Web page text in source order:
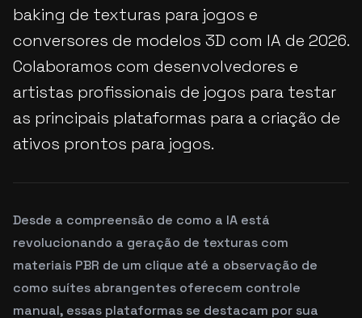
baking de texturas para jogos e
conversores de modelos 3D com IA de 2026.
Colaboramos com desenvolvedores e
artistas profissionais de jogos para testar
as principais plataformas para a criação de
ativos prontos para jogos.
Desde a compreensão de como a IA está
revolucionando a geração de texturas com
materiais PBR de um clique até a observação de
como suítes abrangentes oferecem controle
manual, essas plataformas se destacam por sua